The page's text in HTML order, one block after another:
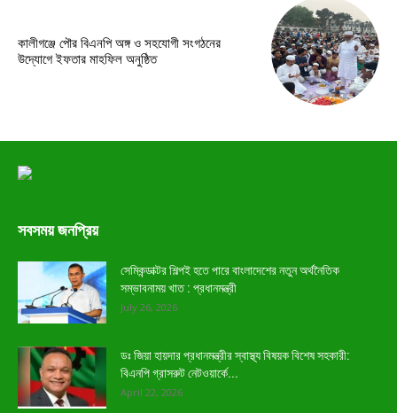
কালীগঞ্জে পৌর বিএনপি অঙ্গ ও সহযোগী সংগঠনের
উদ্যোগে ইফতার মাহফিল অনুষ্ঠিত
সবসময় জনপ্রিয়
সেমিকন্ডাক্টর শিল্পই হতে পারে বাংলাদেশের নতুন অর্থনৈতিক
সম্ভাবনাময় খাত : প্রধানমন্ত্রী
July 26, 2026
ডঃ জিয়া হায়দার প্রধানমন্ত্রীর স্বাস্থ্য বিষয়ক বিশেষ সহকারী:
বিএনপি গ্রাসরুট নেটওয়ার্কে...
April 22, 2026